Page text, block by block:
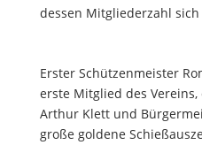
dessen Mitgliederzahl
Erster Schützenmeister
erste Mitglied des
Arthur Klett und
große goldene